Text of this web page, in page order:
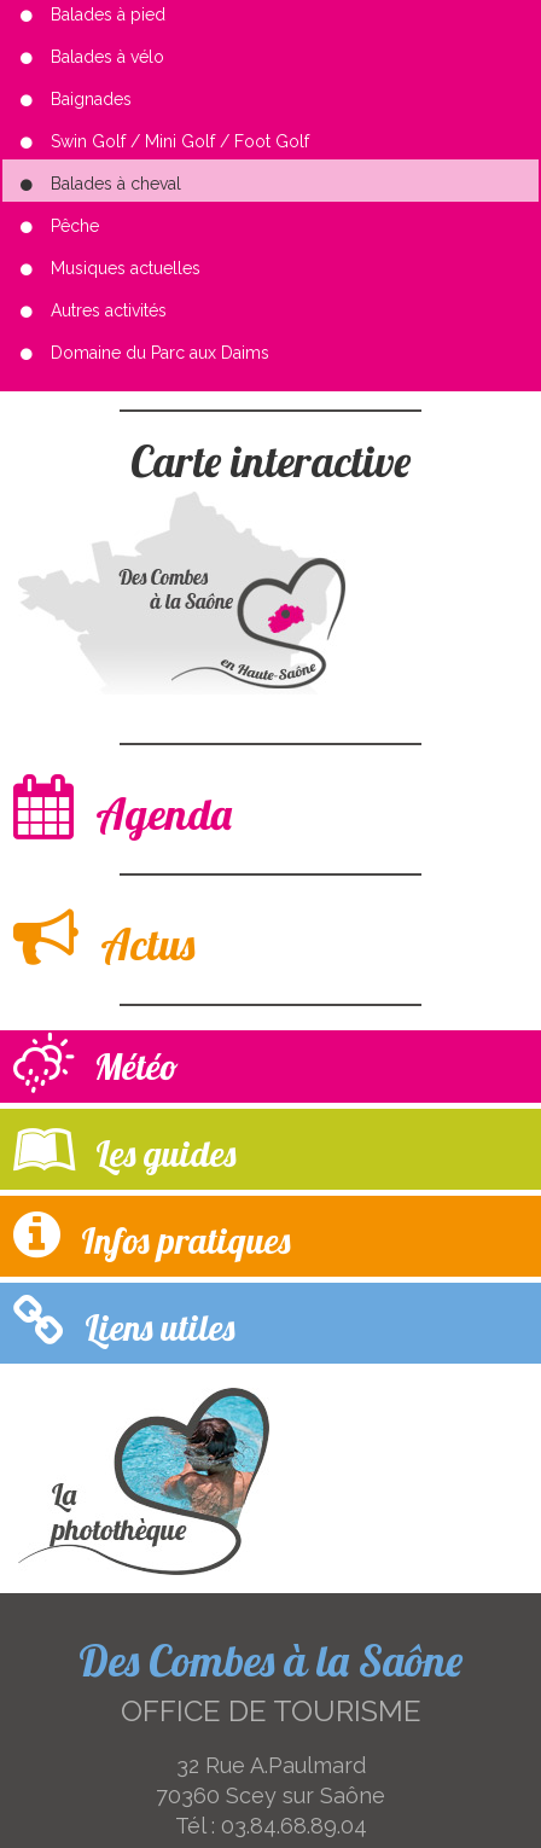
Balades à pied
Balades à vélo
Baignades
Swin Golf / Mini Golf / Foot Golf
Balades à cheval
Pêche
Musiques actuelles
Autres activités
Domaine du Parc aux Daims
Carte interactive
Agenda
Actus
Météo
Les guides
Infos pratiques
Liens utiles
Des Combes à la Saône
OFFICE DE TOURISME
32 Rue A.Paulmard
70360 Scey sur Saône
Tél : 03.84.68.89.04